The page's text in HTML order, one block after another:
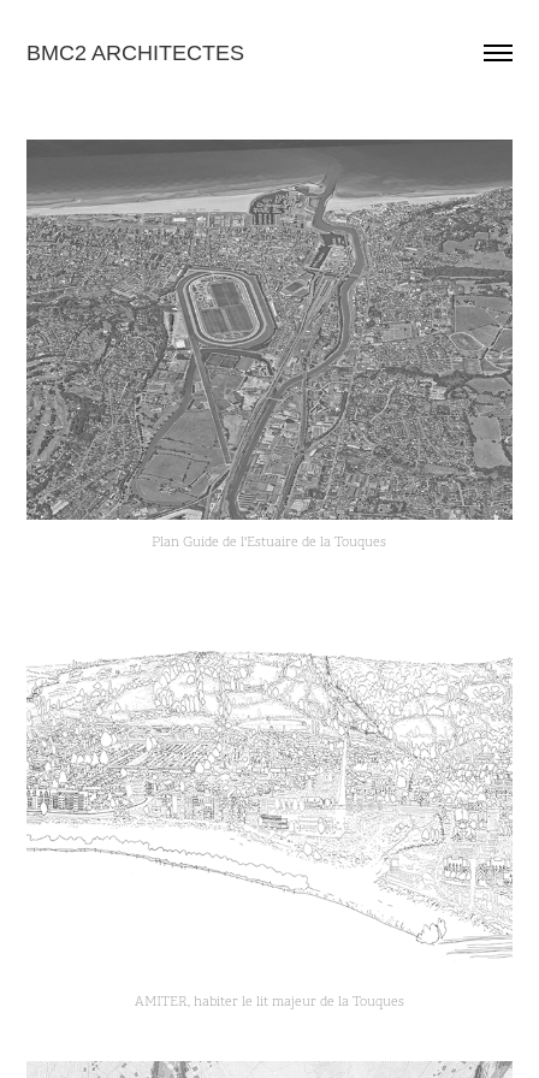
BMC2 ARCHITECTES
Plan Guide de l'Estuaire de la Touques
AMITER, habiter le lit majeur de la Touques